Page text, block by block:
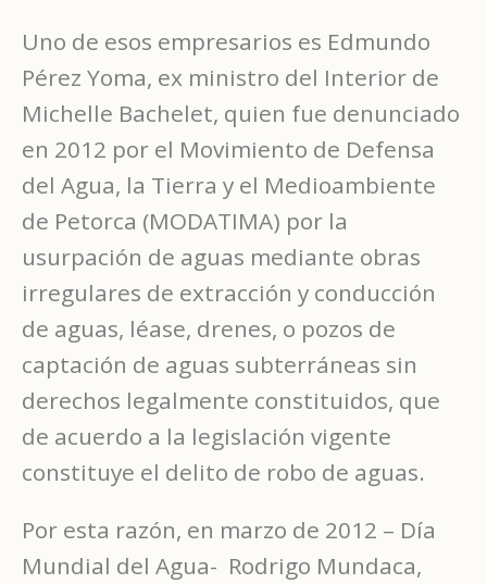
Uno de esos empresarios es Edmundo
Pérez Yoma, ex ministro del Interior de
Michelle Bachelet, quien fue denunciado
en 2012 por el Movimiento de Defensa
del Agua, la Tierra y el Medioambiente
de Petorca (MODATIMA) por la
usurpación de aguas mediante obras
irregulares de extracción y conducción
de aguas, léase, drenes, o pozos de
captación de aguas subterráneas sin
derechos legalmente constituidos, que
de acuerdo a la legislación vigente
constituye el delito de robo de aguas.
Por esta razón, en marzo de 2012 – Día
Mundial del Agua- Rodrigo Mundaca,